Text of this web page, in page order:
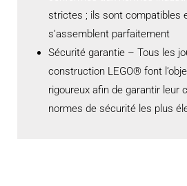
strictes ; ils sont compatibles
s’assemblent parfaitement
Sécurité garantie – Tous les
construction LEGO® font
rigoureux afin de garantir leur
normes de sécurité les plus